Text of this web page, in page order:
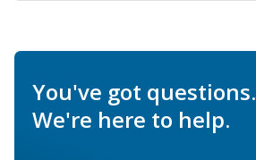
You've got questions.
We're here to help.